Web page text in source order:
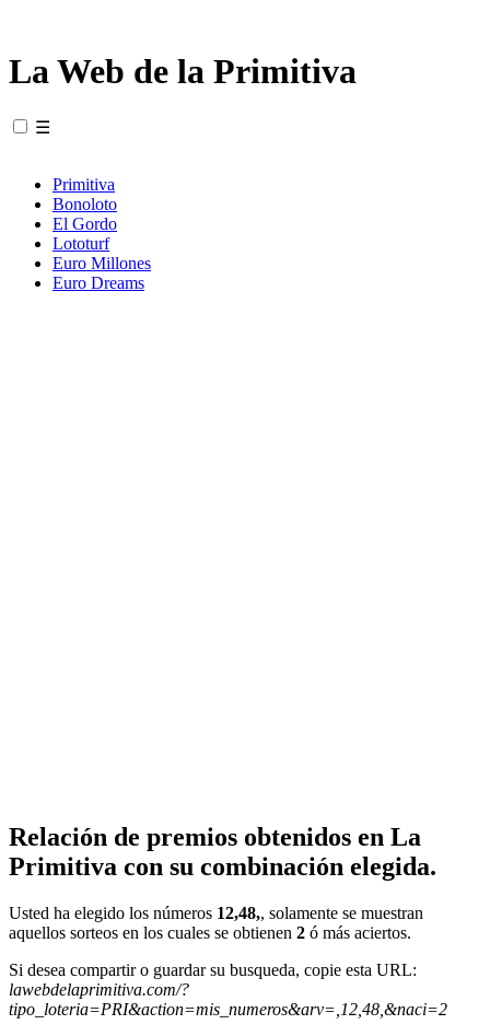
La Web de la Primitiva
☰
Primitiva
Bonoloto
El Gordo
Lototurf
Euro Millones
Euro Dreams
Relación de premios obtenidos en La
Primitiva con su combinación elegida.
Usted ha elegido los números 12,48,, solamente se muestran
aquellos sorteos en los cuales se obtienen 2 ó más aciertos.
Si desea compartir o guardar su busqueda, copie esta URL:
lawebdelaprimitiva.com/?
tipo_loteria=PRI&action=mis_numeros&arv=,12,48,&naci=2